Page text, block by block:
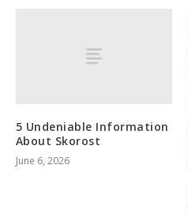
5 Undeniable Information
About Skorost
June 6, 2026